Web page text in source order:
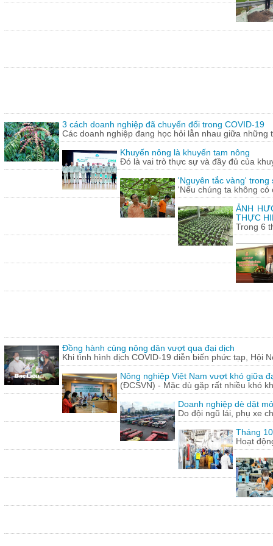
3 cách doanh nghiệp đã chuyển đổi trong COVID-19
Các doanh nghiệp đang học hỏi lẫn nhau giữa những
Khuyến nông là khuyến tam nông
Đó là vai trò thực sự và đầy đủ của
'Nguyên tắc vàng' trong
'Nếu chúng ta không
ẢNH
THỰC
Trong 6
Đồng hành cùng nông dân vượt qua đại dịch
Khi tình hình dịch COVID-19 diễn biến phức tạp, Hội
Nông nghiệp Việt Nam vượt khó giữa
(ĐCSVN) - Mặc dù gặp rất nhiều khó
Doanh nghiệp dè dặt
Do đội ngũ lái, phụ xe
Tháng
Hoạt